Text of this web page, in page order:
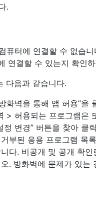
.
퓨터에 연결할 수 없습
연결할 수 있는지 확인
다음과 같습니다.
화벽을 통해 앱 허용”을
> 허용되는 프로그램은
변경” 버튼을 찾아 클
부된 응용 프로그램 목
다. 비공개 및 공개 확인
. 방화벽에 문제가 있